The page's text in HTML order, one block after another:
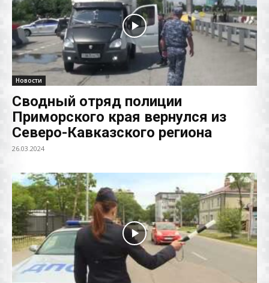
Новости
Сводный отряд полиции
Приморского края вернулся из
Северо-Кавказского региона
26.03.2024